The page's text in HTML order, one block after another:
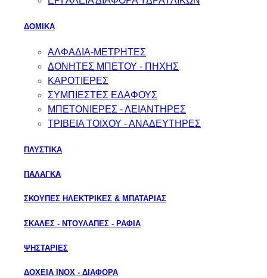
ΔΟΜΙΚΑ
ΑΛΦΑΔΙΑ-ΜΕΤΡΗΤΕΣ
ΔΟΝΗΤΕΣ ΜΠΕΤΟΥ - ΠΗΧΗΣ
ΚΑΡΟΤΙΕΡΕΣ
ΣΥΜΠΙΕΣΤΕΣ ΕΔΑΦΟΥΣ
ΜΠΕΤΟΝΙΕΡΕΣ - ΛΕΙΑΝΤΗΡΕΣ
ΤΡΙΒΕΙΑ ΤΟΙΧΟΥ - ΑΝΑΔΕΥΤΗΡΕΣ
ΠΛΥΣΤΙΚΑ
ΠΑΛΑΓΚΑ
ΣΚΟΥΠΕΣ ΗΛΕΚΤΡΙΚΕΣ & ΜΠΑΤΑΡΙΑΣ
ΣΚΑΛΕΣ - ΝΤΟΥΛΑΠΕΣ - ΡΑΦΙΑ
ΨΗΣΤΑΡΙΕΣ
ΔΟΧΕΙΑ ΙΝΟΧ - ΔΙΑΦΟΡΑ